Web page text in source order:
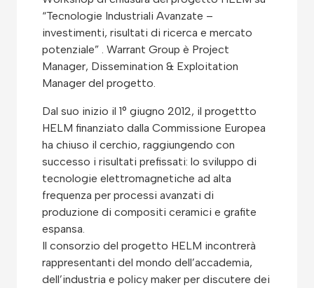
“Tecnologie Industriali Avanzate –
investimenti, risultati di ricerca e mercato
potenziale” . Warrant Group è Project
Manager, Dissemination & Exploitation
Manager del progetto.
Dal suo inizio il 1° giugno 2012, il progettto
HELM finanziato dalla Commissione Europea
ha chiuso il cerchio, raggiungendo con
successo i risultati prefissati: lo sviluppo di
tecnologie elettromagnetiche ad alta
frequenza per processi avanzati di
produzione di compositi ceramici e grafite
espansa.
Il consorzio del progetto HELM incontrerà
rappresentanti del mondo dell’accademia,
dell’industria e policy maker per discutere dei